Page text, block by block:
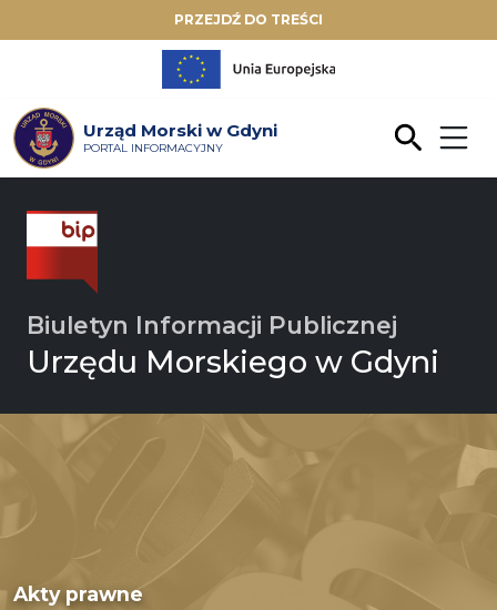
PRZEJDŹ DO TREŚCI
Urząd Morski w Gdyni
PORTAL INFORMACYJNY
Biuletyn Informacji Publicznej
Urzędu Morskiego w Gdyni
Akty prawne